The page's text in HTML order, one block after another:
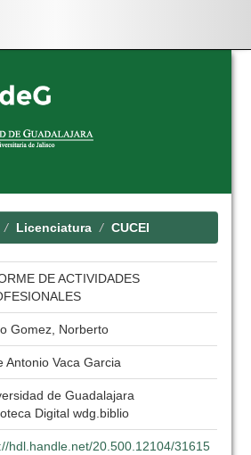
Licenciatura CUCEI
DE ACTIVIDADES
Gomez, Norberto
Antonio Vaca Garcia
de Guadalajara
Digital wdg.biblio
hdl.handle.net/20.500.12104/31615